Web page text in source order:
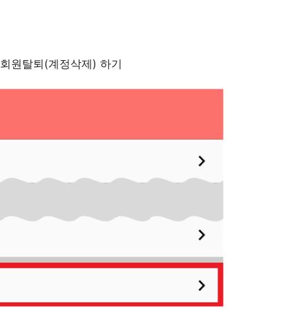
원탈퇴(계정삭제) 하기